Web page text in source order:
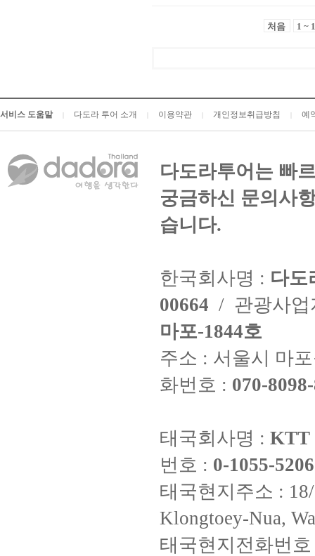
처음 1 ~
서비스 도움말 다도라 투어 소개 이용약관 개인정보취급방침 예
다도라투어는 빠
궁금하신 문의사
습니다.
한국회사명 : 다도
00664 / 관광사
마포-1844호
주소 : 서울시 마
화번호 : 070-
태국회사명 : KTT
번호 : 0-1055-
태국현지주소 :
Klongtoey-Nua,
태국현지전화번